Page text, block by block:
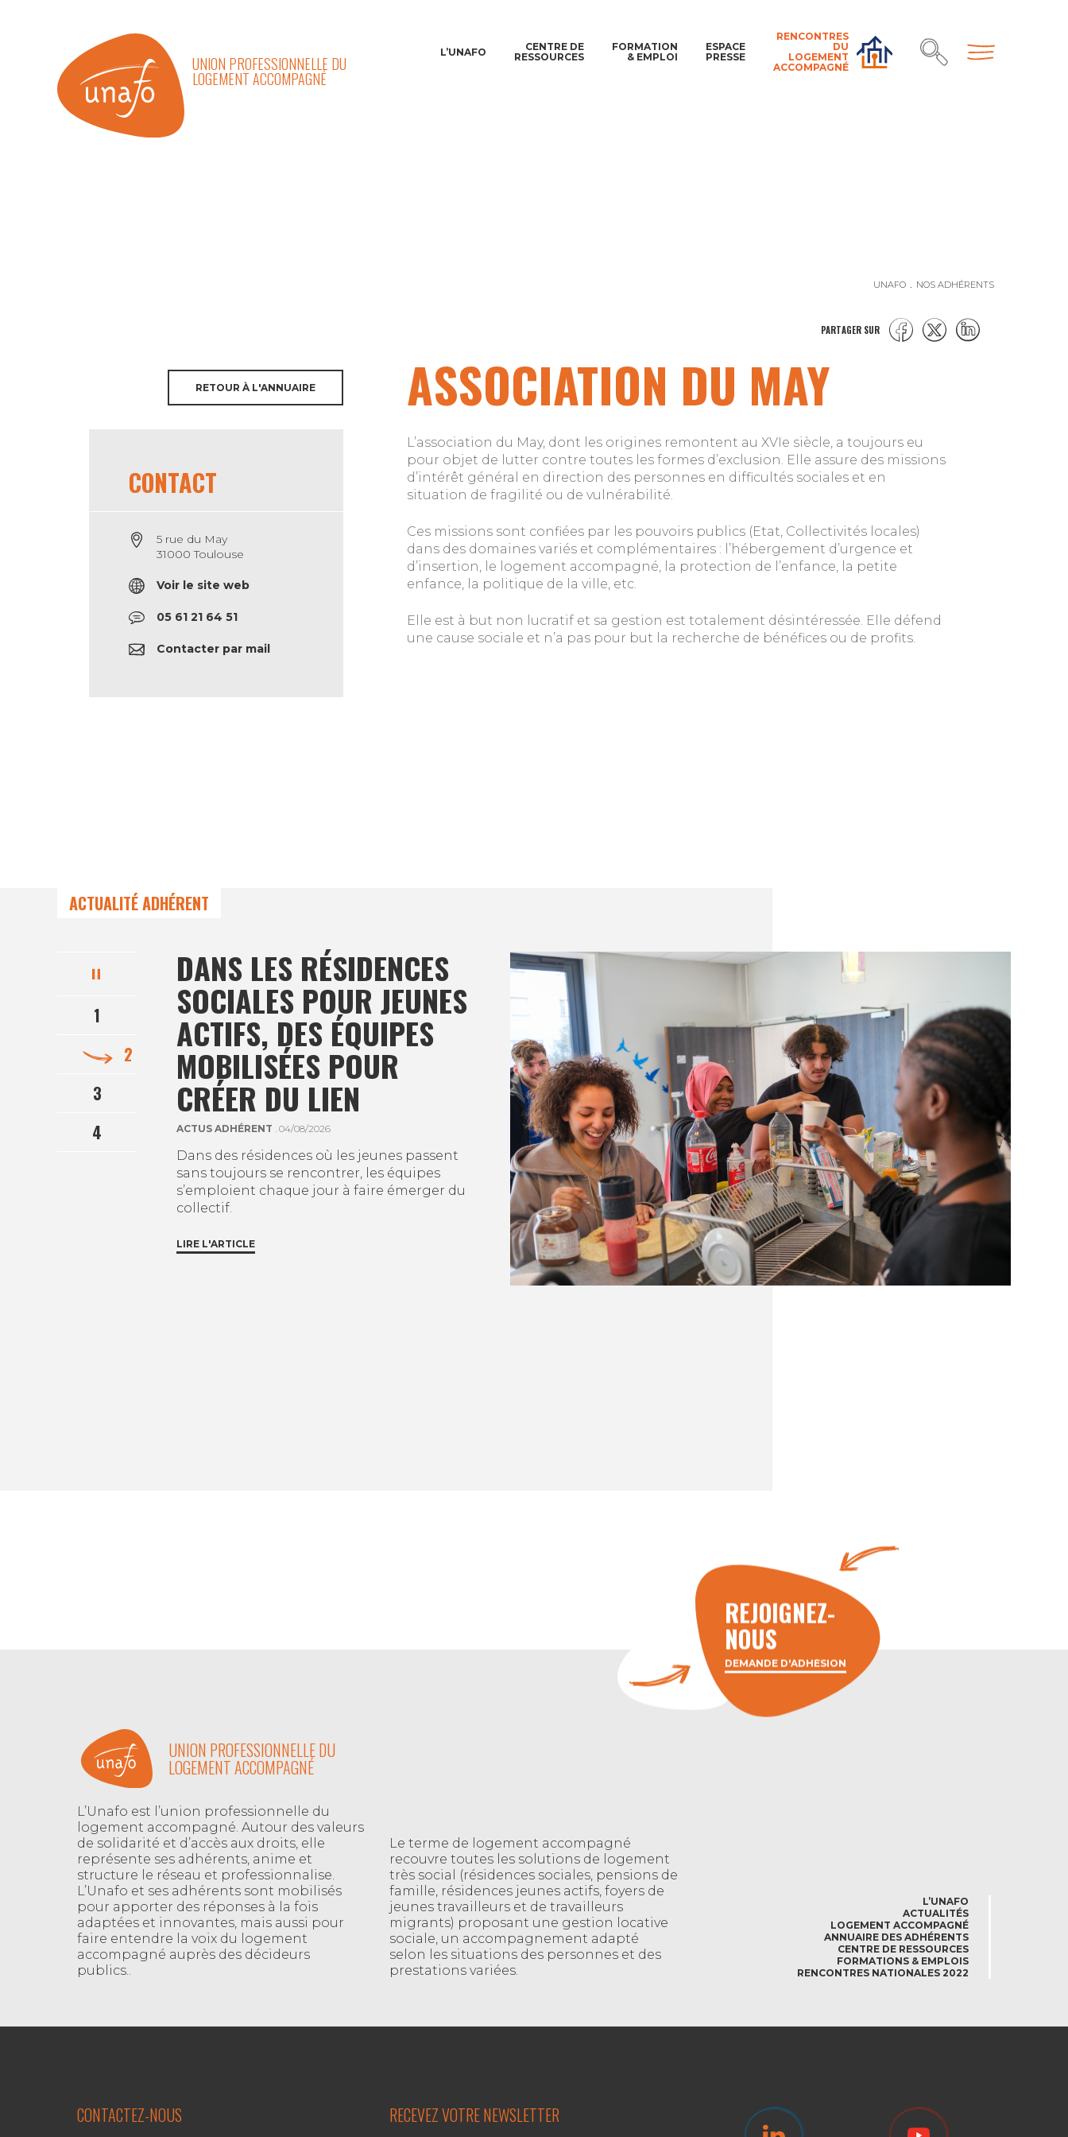
UNION PROFESSIONNELLE DU
LOGEMENT ACCOMPAGNÉ
L’UNAFO
CENTRE DE
RESSOURCES
FORMATION
& EMPLOI
ESPACE
PRESSE
RENCONTRES
DU
LOGEMENT
ACCOMPAGNÉ
RETOUR À L'ANNUAIRE
CONTACT
5 rue du May
31000 Toulouse
Voir le site web
05 61 21 64 51
Contacter par mail
PARTAGER SUR
UNAFO
NOS ADHÉRENTS
ASSOCIATION DU MAY
L’association du May, dont les origines remontent au XVIe siècle, a toujours eu
pour objet de lutter contre toutes les formes d’exclusion. Elle assure des missions
d’intérêt général en direction des personnes en difficultés sociales et en
situation de fragilité ou de vulnérabilité.
Ces missions sont confiées par les pouvoirs publics (Etat, Collectivités locales)
dans des domaines variés et complémentaires : l’hébergement d’urgence et
d’insertion, le logement accompagné, la protection de l’enfance, la petite
enfance, la politique de la ville, etc.
Elle est à but non lucratif et sa gestion est totalement désintéressée. Elle défend
une cause sociale et n’a pas pour but la recherche de bénéfices ou de profits.
ACTUALITÉ ADHÉRENT
DANS LES RÉSIDENCES
SOCIALES POUR JEUNES
ACTIFS, DES ÉQUIPES
MOBILISÉES POUR
CRÉER DU LIEN
ACTUS ADHÉRENT . 04/08/2026
Dans des résidences où les jeunes passent
sans toujours se rencontrer, les équipes
s’emploient chaque jour à faire émerger du
collectif.
LIRE L'ARTICLE
1
2
3
4
REJOIGNEZ-
NOUS
DEMANDE D'ADHÉSION
UNION PROFESSIONNELLE DU
LOGEMENT ACCOMPAGNÉ
L’Unafo est l’union professionnelle du
logement accompagné. Autour des valeurs
de solidarité et d’accès aux droits, elle
représente ses adhérents, anime et
structure le réseau et professionnalise.
L’Unafo et ses adhérents sont mobilisés
pour apporter des réponses à la fois
adaptées et innovantes, mais aussi pour
faire entendre la voix du logement
accompagné auprès des décideurs
publics..
Le terme de logement accompagné
recouvre toutes les solutions de logement
très social (résidences sociales, pensions de
famille, résidences jeunes actifs, foyers de
jeunes travailleurs et de travailleurs
migrants) proposant une gestion locative
sociale, un accompagnement adapté
selon les situations des personnes et des
prestations variées.
L’UNAFO
ACTUALITÉS
LOGEMENT ACCOMPAGNÉ
ANNUAIRE DES ADHÉRENTS
CENTRE DE RESSOURCES
FORMATIONS & EMPLOIS
RENCONTRES NATIONALES 2022
CONTACTEZ-NOUS RECEVEZ VOTRE NEWSLETTER